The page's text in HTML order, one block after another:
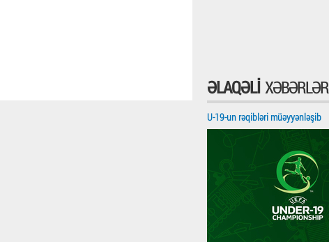
ƏLAQƏLIXƏBƏRLƏR
U-19-un rəqibləri müəyyənləşib